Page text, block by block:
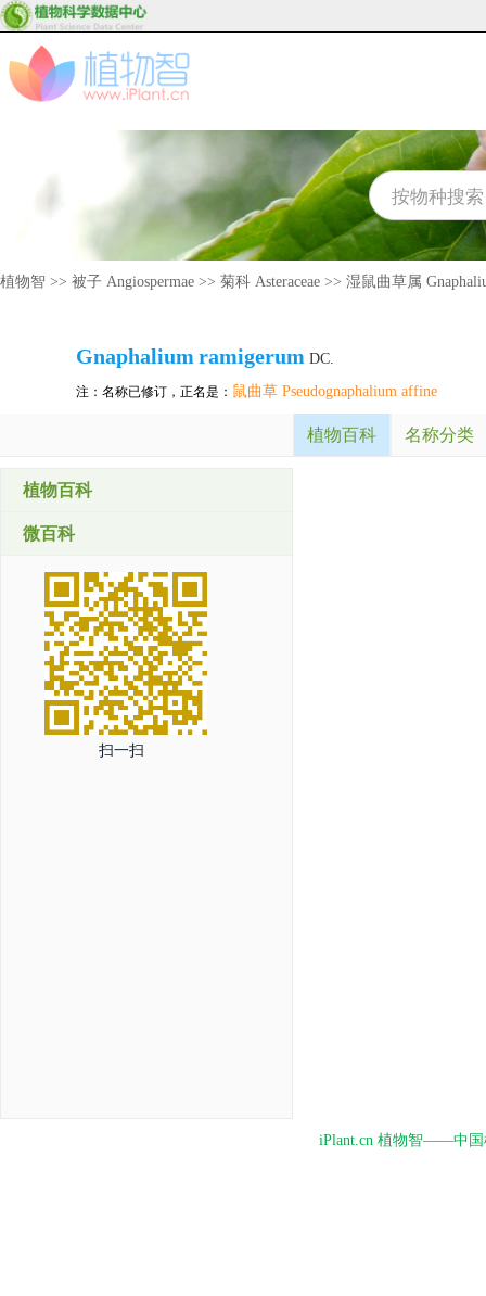
植物智 >> 被子 Angiospermae >> 菊科 Asteraceae >> 湿鼠曲草属
Gnaphalium ramigerum DC.
注：名称已修订，正名是： 鼠曲草 Pseudognaphalium affine
植物百科 名称分类
植物百科
微百科
扫一扫
iPlant.cn 植物智——中国